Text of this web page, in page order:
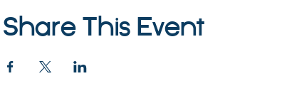
Share This Event